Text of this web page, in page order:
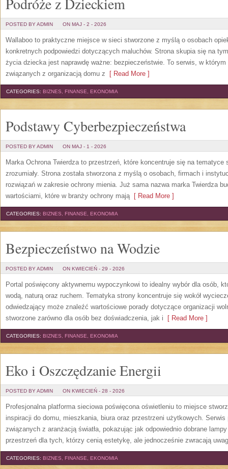
POSTED BY ADMIN ON MAJ - 2 - 2026
Wallaboo to praktyczne miejsce w sieci stworzone z myślą o osobach
konkretnych podpowiedzi dotyczących maluchów. Strona skupia się na
życia dziecka jest naprawdę ważne: bezpieczeństwie. To serwis, w
związanych z organizacją domu z [ Read More ]
CATEGORIES: BIZNES, FINANSE, EKONOMIA
Podstawy Cyberbezpieczeństwa
POSTED BY ADMIN ON MAJ - 1 - 2026
Marka Ochrona Twierdza to przestrzeń, które koncentruje się na tematyce
zrozumiały. Strona została stworzona z myślą o osobach, firmach i
rozwiązań w zakresie ochrony mienia. Już sama nazwa marka Twierdza
wartościami, które w branży ochrony mają[ Read More ]
CATEGORIES: BIZNES, FINANSE, EKONOMIA
Bezpieczeństwo na Wodzie
POSTED BY ADMIN ON KWIECIEŃ - 29 - 2026
Portal poświęcony aktywnemu wypoczynkowi to idealny wybór dla osób,
wodą, naturą oraz ruchem. Tematyka strony koncentruje się wokół
odwiedzający może znaleźć wartościowe porady dotyczące organizacji
stworzone zarówno dla osób bez doświadczenia, jak i [ Read More ]
CATEGORIES: BIZNES, FINANSE, EKONOMIA
Eko i Oszczędzanie Energii
POSTED BY ADMIN ON KWIECIEŃ - 28 - 2026
Profesjonalna platforma sieciowa poświęcona oświetleniu to miejsce
inspiracji do domu, mieszkania, biura oraz przestrzeni użytkowych.
związanych z aranżacją światła, pokazując jak odpowiednio dobrane
przestrzeń dla tych, którzy cenią estetykę, ale jednocześnie zwracają
CATEGORIES: BIZNES, FINANSE, EKONOMIA